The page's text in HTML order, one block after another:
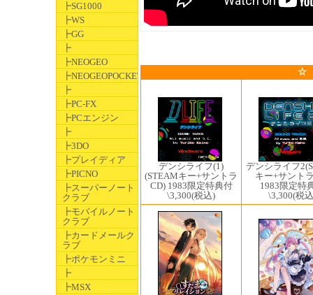
┣SG1000
┣WS
┣GG
┣
┣NEOGEO
┣NEOGEOPOCKET
┣
┣PC-FX
┣PCエンジン
┣
┣3DO
┣プレイディア
┣PICNO
┣スーパーノート
クラブ
┣モバイルノート
クラブ
┣カードメールク
ラブ
┣ポケモンミニ
┣
┣MSX
☆
デンシライフ(1)
(STEAMキー+サントラ
CD) 1983限定特典付
\3,300(税込)
デンシライフ
キー+サント
1983限定特
\3,300(税